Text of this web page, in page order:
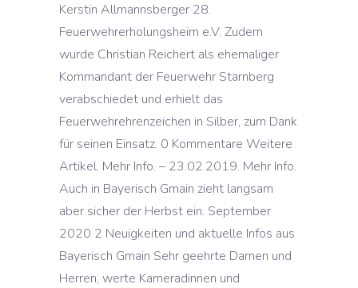
Kerstin Allmannsberger 28.
Feuerwehrerholungsheim e.V. Zudem
wurde Christian Reichert als ehemaliger
Kommandant der Feuerwehr Starnberg
verabschiedet und erhielt das
Feuerwehrehrenzeichen in Silber, zum Dank
für seinen Einsatz. 0 Kommentare Weitere
Artikel. Mehr Info. – 23.02.2019. Mehr Info.
Auch in Bayerisch Gmain zieht langsam
aber sicher der Herbst ein. September
2020 2 Neuigkeiten und aktuelle Infos aus
Bayerisch Gmain Sehr geehrte Damen und
Herren, werte Kameradinnen und